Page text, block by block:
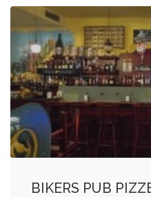
BIKERS PUB